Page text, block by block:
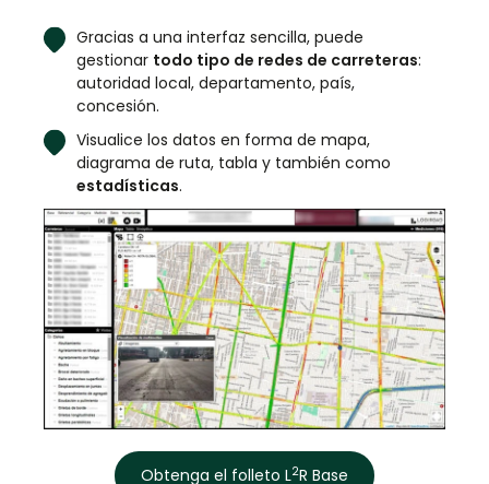
Gracias a una interfaz sencilla, puede
gestionar todo tipo de redes de carreteras:
autoridad local, departamento, país,
concesión.
Visualice los datos en forma de mapa,
diagrama de ruta, tabla y también como
estadísticas.
Obtenga el folleto L2R Base